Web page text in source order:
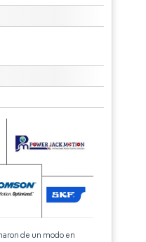
de un modo en